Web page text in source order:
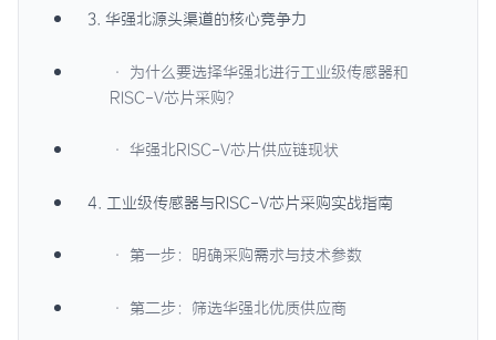
3. 华强北源头渠道的核心竞争力
· 为什么要选择华强北进行工业级传感器和
RISC-V芯片采购？
· 华强北RISC-V芯片供应链现状
4. 工业级传感器与RISC-V芯片采购实战指南
· 第一步：明确采购需求与技术参数
· 第二步：筛选华强北优质供应商